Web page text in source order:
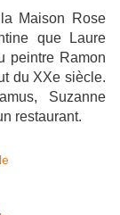
Maison Rose
que Laure
peintre Ramon
du XXe siècle.
Suzanne
restaurant.